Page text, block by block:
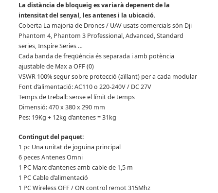
La distància de bloqueig es variarà depenent de la
intensitat del senyal, les antenes i la ubicació.
Coberta La majoria de Drones / UAV usats comercials són Dji
Phantom 4, Phantom 3 Professional, Advanced, Standard
series, Inspire Series …
Cada banda de freqüència és separada i amb potència
ajustable de Max a OFF (0)
VSWR 100% segur sobre protecció (aïllant) per a cada modular
Font d’alimentació: AC110 o 220-240V / DC 27V
Temps de treball: sense el límit de temps
Dimensió: 470 x 380 x 290 mm
Pes: 19Kg + 12kg d’antenes = 31kg
Contingut del paquet:
1 pc Una unitat de joguina principal
6 peces Antenes Omni
1 PC Marc d’antenes amb cable de 1,5 m
1 PC Cable d’alimentació
1 PC Wireless OFF / ON control remot 315Mhz